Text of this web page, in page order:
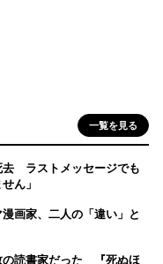
一覧を見る
去 ラストメッセージでも
ん」
画家、二人の「違い」と
の読書家だった 『死ぬほ